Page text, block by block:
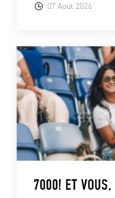
07 Août 2026
7000! ET VOUS,